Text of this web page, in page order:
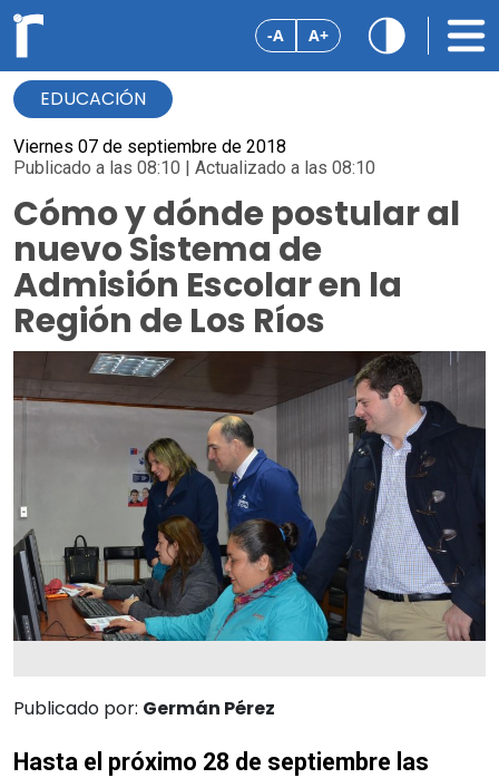
-A A+
EDUCACIÓN
Viernes 07 de septiembre de 2018
Publicado a las 08:10 | Actualizado a las 08:10
Cómo y dónde postular al
nuevo Sistema de
Admisión Escolar en la
Región de Los Ríos
Publicado por: Germán Pérez
Hasta el próximo 28 de septiembre las